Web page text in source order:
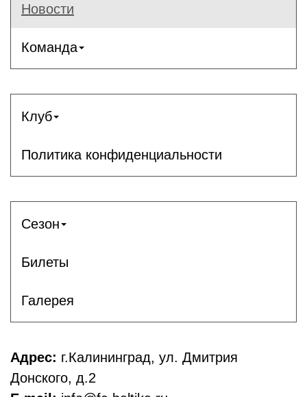
Новости
Команда
Клуб
Политика конфиденциальности
Сезон
Билеты
Галерея
Адрес: г.Калининград, ул. Дмитрия
Донского, д.2